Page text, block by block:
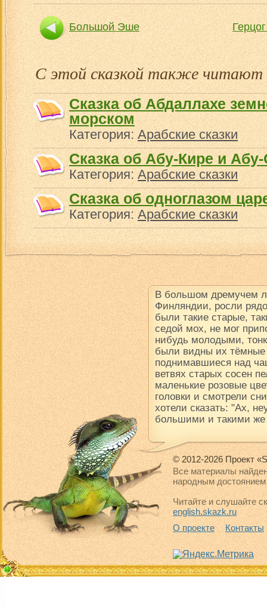
Большой Эше
С этой сказкой также читают
Сказка об Абдаллахе
морском
Категория:Арабские сказки
Сказка об Абу-Кире и
Категория:Арабские сказки
Сказка об одноглазом
Категория:Арабские сказки
В большом дремучем
Финляндии, росли
были такие старые,
седой мох, не мог
нибудь молодыми,
были видны их
поднимавшиеся над
ветвях старых сосен
маленькие розовые
головки и смотрели
хотели сказать: "Ах,
большими и такими
© 2012-2026 Проект
Все материалы
народным достоянием
Читайте и слушайте
english.skazk.ru
О проекте
Контакты